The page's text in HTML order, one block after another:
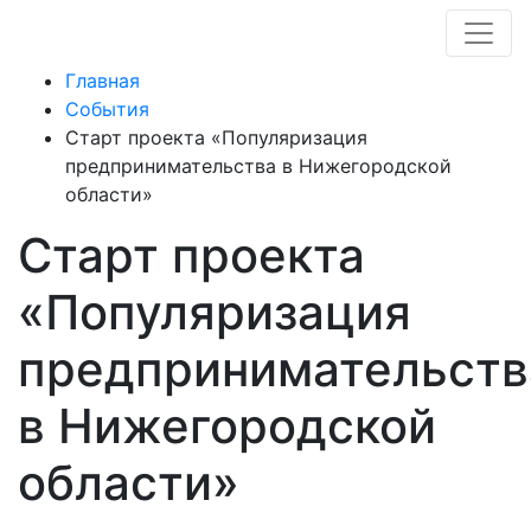
Главная
События
Старт проекта «Популяризация
предпринимательства в Нижегородской
области»
Старт проекта
«Популяризация
в Нижегородской
области»